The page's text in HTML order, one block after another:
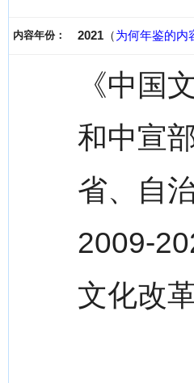
内容年份： 2021 （为何年鉴的内
《中国
和中宣
省、自
2009-
文化改